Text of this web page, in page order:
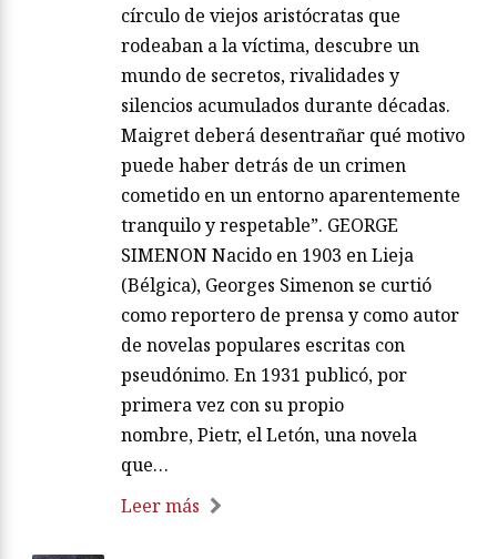
círculo de viejos aristócratas que
rodeaban a la víctima, descubre un
mundo de secretos, rivalidades y
silencios acumulados durante décadas.
Maigret deberá desentrañar qué motivo
puede haber detrás de un crimen
cometido en un entorno aparentemente
tranquilo y respetable”. GEORGE
SIMENON Nacido en 1903 en Lieja
(Bélgica), Georges Simenon se curtió
como reportero de prensa y como autor
de novelas populares escritas con
pseudónimo. En 1931 publicó, por
primera vez con su propio
nombre, Pietr, el Letón, una novela
que…
Leer más